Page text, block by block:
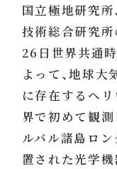
国立極地研究所
技術総合研究
26日世界共通
よって、地球大
に存在するヘ
界で初めて観測
ルバル諸島ロン
置された光学